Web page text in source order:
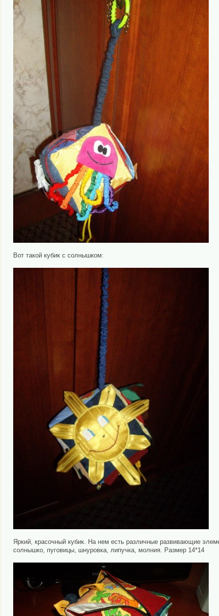
Вот такой кубик с солнышком:
Яркий, красочный кубик. На нем есть различные развивающие
солнышко, пуговицы, шнуровка, липучка, молния. Размер 14*14